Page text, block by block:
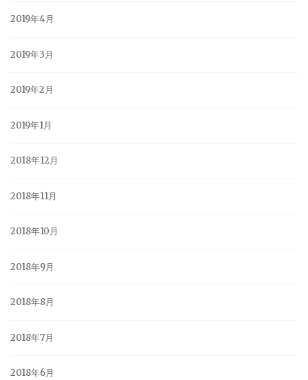
2019年4月
2019年3月
2019年2月
2019年1月
2018年12月
2018年11月
2018年10月
2018年9月
2018年8月
2018年7月
2018年6月